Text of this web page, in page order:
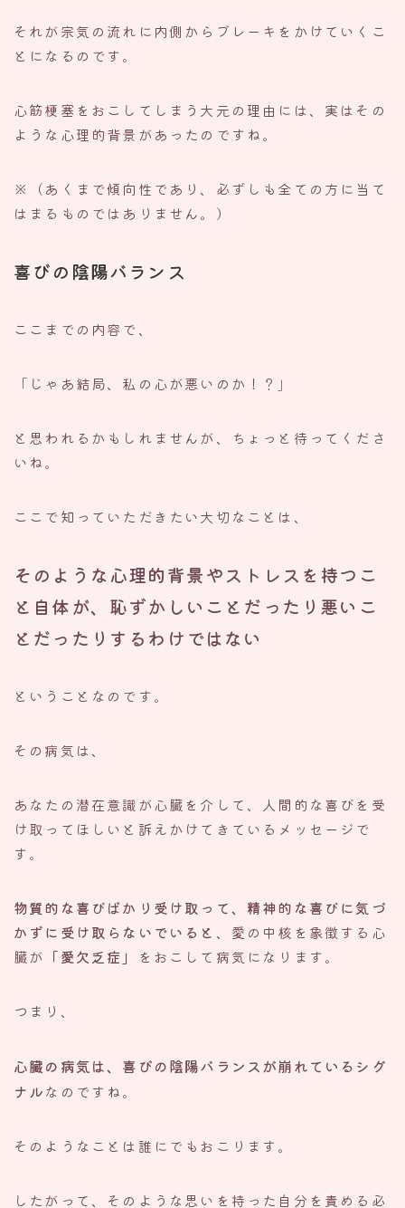
それが宗気の流れに内側からブレーキをかけていくこ
とになるのです。
心筋梗塞をおこしてしまう大元の理由には、実はその
ような心理的背景があったのですね。
※（あくまで傾向性であり、必ずしも全ての方に当て
はまるものではありません。）
喜びの陰陽バランス
ここまでの内容で、
「じゃあ結局、私の心が悪いのか！？」
と思われるかもしれませんが、ちょっと待ってくださ
いね。
ここで知っていただきたい大切なことは、
そのような心理的背景やストレスを持つこ
と自体が、恥ずかしいことだったり悪いこ
とだったりするわけではない
ということなのです。
その病気は、
あなたの潜在意識が心臓を介して、人間的な喜びを受
け取ってほしいと訴えかけてきているメッセージで
す。
物質的な喜びばかり受け取って、精神的な喜びに気づ
かずに受け取らないでいると 、愛の中核を象徴する心
臓が 「愛欠乏症」 をおこして病気になります。
つまり、
心臓の病気は、喜びの陰陽バランスが崩れているシグ
ナルなのですね。
そのようなことは誰にでもおこります。
したがって、そのような思いを持った自分を責める必